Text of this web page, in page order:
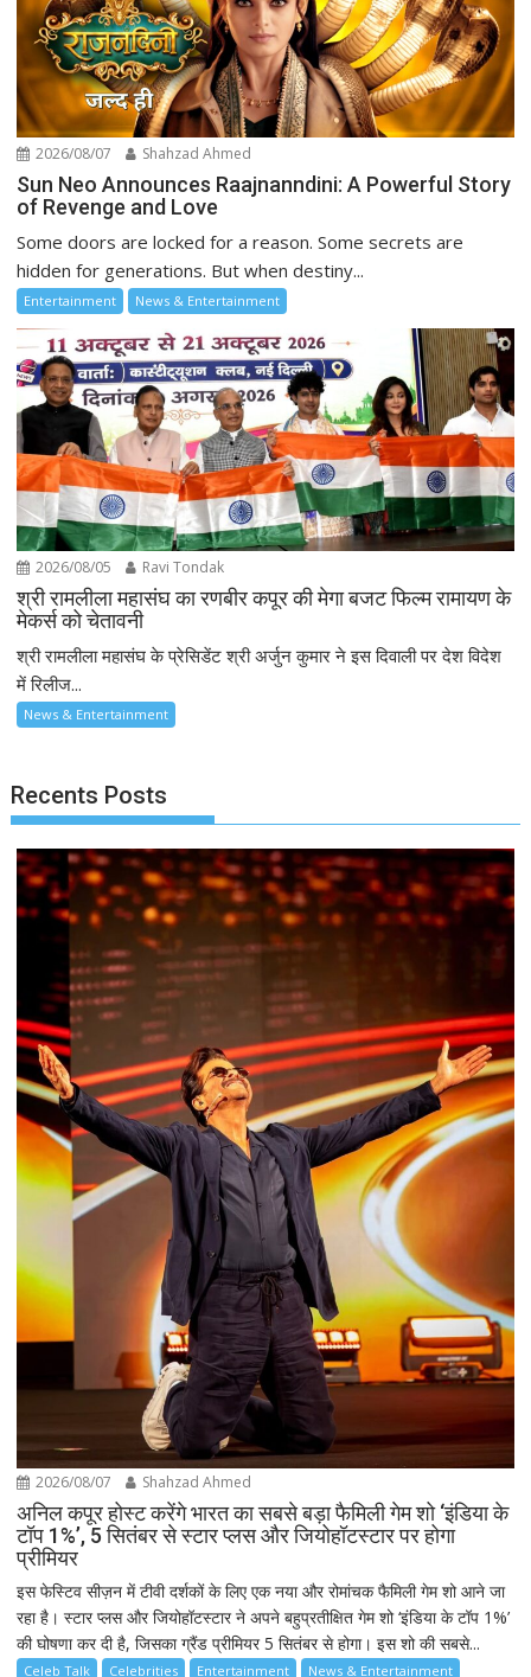
2026/08/07 Shahzad Ahmed
Sun Neo Announces Raajnanndini: A Powerful Story
of Revenge and Love
Some doors are locked for a reason. Some secrets are
hidden for generations. But when destiny...
Entertainment News & Entertainment
2026/08/05 Ravi Tondak
श्री रामलीला महासंघ का रणबीर कपूर की मेगा बजट फिल्म रामायण के
मेकर्स को चेतावनी
श्री रामलीला महासंघ के प्रेसिडेंट श्री अर्जुन कुमार ने इस दिवाली पर देश विदेश
में रिलीज...
News & Entertainment
Recents Posts
2026/08/07 Shahzad Ahmed
अनिल कपूर होस्ट करेंगे भारत का सबसे बड़ा फैमिली गेम शो ‘इंडिया के
टॉप 1%’, 5 सितंबर से स्टार प्लस और जियोहॉटस्टार पर होगा
प्रीमियर
इस फेस्टिव सीज़न में टीवी दर्शकों के लिए एक नया और रोमांचक फैमिली गेम शो आने जा
रहा है। स्टार प्लस और जियोहॉटस्टार ने अपने बहुप्रतीक्षित गेम शो ‘इंडिया के टॉप 1%’
की घोषणा कर दी है, जिसका ग्रैंड प्रीमियर 5 सितंबर से होगा। इस शो की सबसे...
Celeb Talk Celebrities Entertainment News & Entertainment